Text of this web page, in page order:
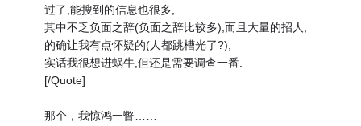
过了,能搜到的信息也很多,
其中不乏负面之辞(负面之辞比较多),而且大量的招人,
的确让我有点怀疑的(人都跳槽光了?),
实话我很想进蜗牛,但还是需要调查一番.
[/Quote]
那个，我惊鸿一瞥……